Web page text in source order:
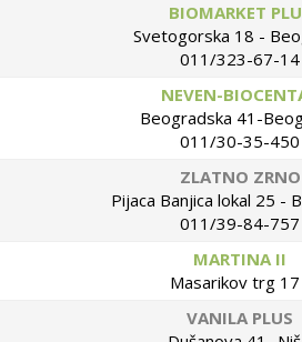
BIOMARKET
Svetogorska 18 -
011/323-67-14
NEVEN-
Beogradska 41-
011/30-35-450
ZLATNO ZRNO
Pijaca Banjica lokal 25 -
011/39-84-757
MARTINA II
Masarikov trg
VANILA PLUS